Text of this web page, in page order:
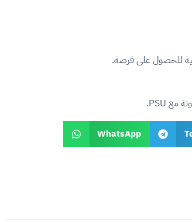
للحصول على فرصة.
WhatsApp